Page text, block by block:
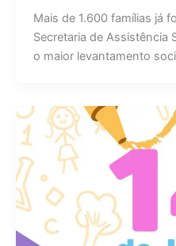
Mais de 1.600 famílias já
Secretaria de Assistência
o maior levantamento